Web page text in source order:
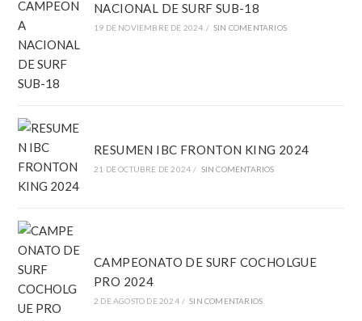
NACIONAL DE SURF SUB-18
19 DE NOVIEMBRE DE 2024 / SIN COMENTARIOS
RESUMEN IBC FRONTON KING 2024
21 DE OCTUBRE DE 2024 / SIN COMENTARIOS
CAMPEONATO DE SURF COCHOLGUE
PRO 2024
2 DE AGOSTO DE 2024 / SIN COMENTARIOS